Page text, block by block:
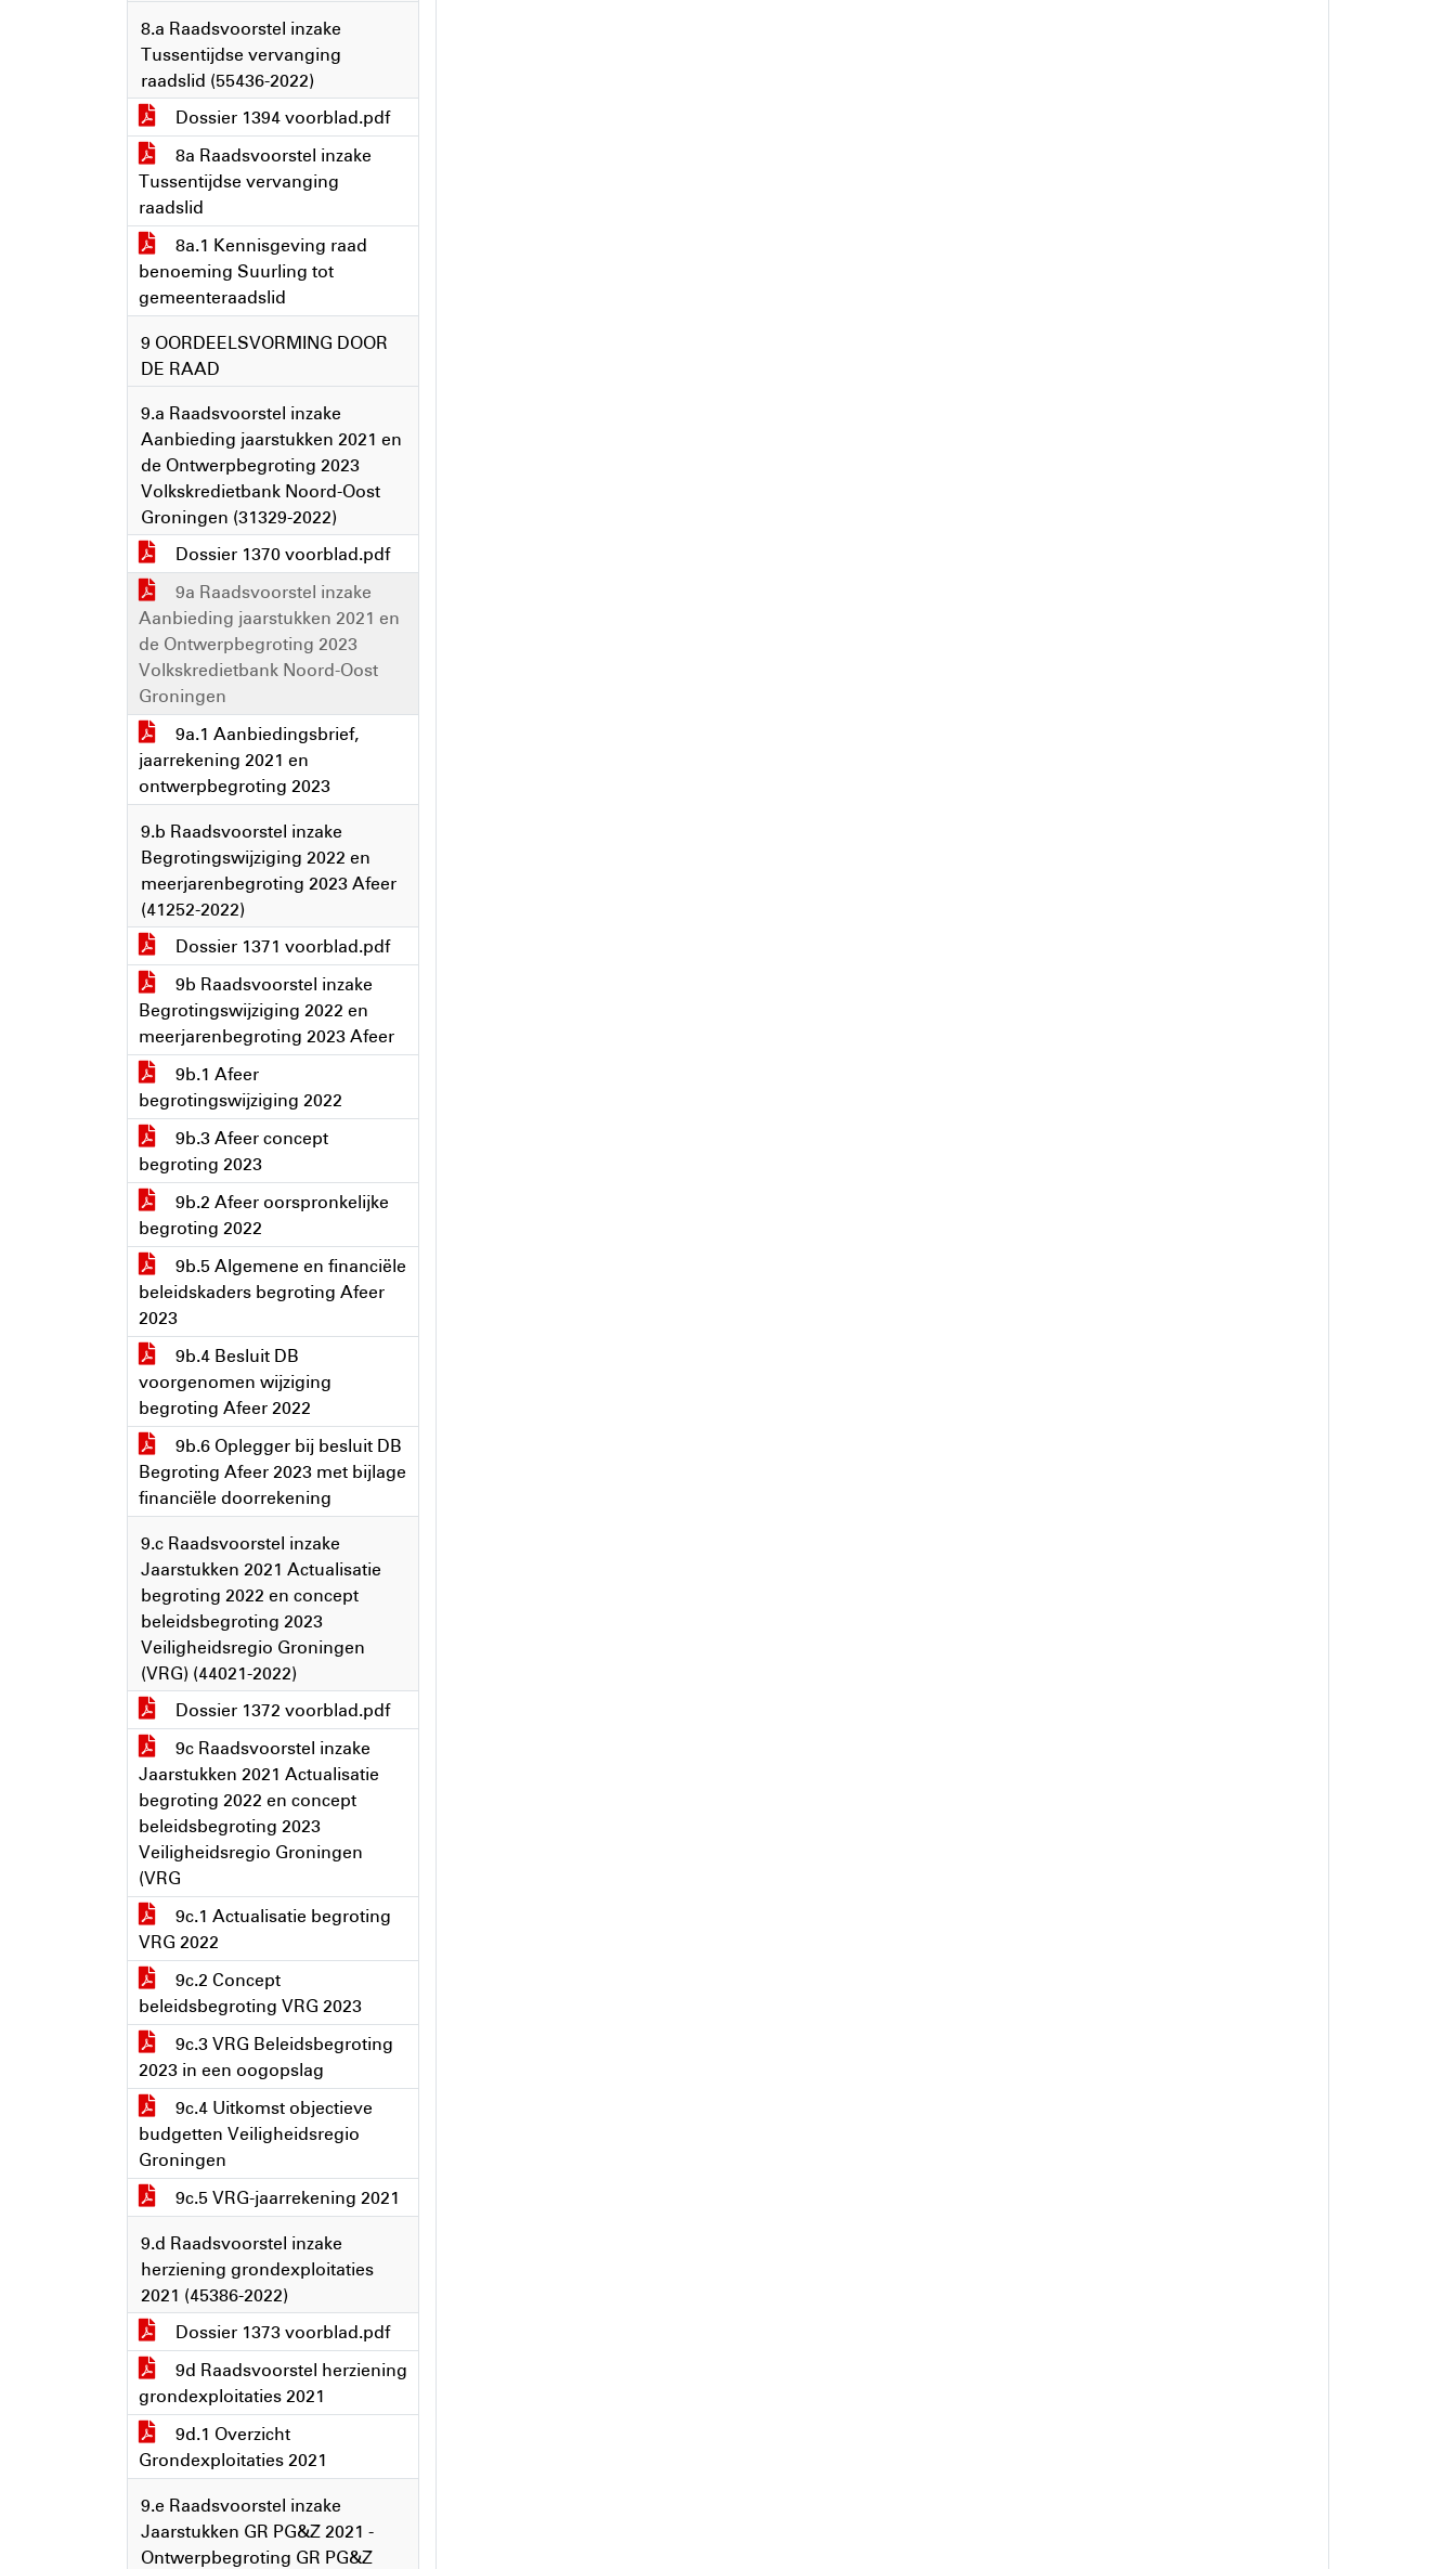
8.a Raadsvoorstel inzake
Tussentijdse vervanging
raadslid (55436-2022)
Dossier 1394 voorblad.pdf
8a Raadsvoorstel inzake
Tussentijdse vervanging
raadslid
8a.1 Kennisgeving raad
benoeming Suurling tot
gemeenteraadslid
9 OORDEELSVORMING DOOR
DE RAAD
9.a Raadsvoorstel inzake
Aanbieding jaarstukken 2021 en
de Ontwerpbegroting 2023
Volkskredietbank Noord-Oost
Groningen (31329-2022)
Dossier 1370 voorblad.pdf
9a Raadsvoorstel inzake
Aanbieding jaarstukken 2021 en
de Ontwerpbegroting 2023
Volkskredietbank Noord-Oost
Groningen
9a.1 Aanbiedingsbrief,
jaarrekening 2021 en
ontwerpbegroting 2023
9.b Raadsvoorstel inzake
Begrotingswijziging 2022 en
meerjarenbegroting 2023 Afeer
(41252-2022)
Dossier 1371 voorblad.pdf
9b Raadsvoorstel inzake
Begrotingswijziging 2022 en
meerjarenbegroting 2023 Afeer
9b.1 Afeer
begrotingswijziging 2022
9b.3 Afeer concept
begroting 2023
9b.2 Afeer oorspronkelijke
begroting 2022
9b.5 Algemene en financiële
beleidskaders begroting Afeer
2023
9b.4 Besluit DB
voorgenomen wijziging
begroting Afeer 2022
9b.6 Oplegger bij besluit DB
Begroting Afeer 2023 met bijlage
financiële doorrekening
9.c Raadsvoorstel inzake
Jaarstukken 2021 Actualisatie
begroting 2022 en concept
beleidsbegroting 2023
Veiligheidsregio Groningen
(VRG) (44021-2022)
Dossier 1372 voorblad.pdf
9c Raadsvoorstel inzake
Jaarstukken 2021 Actualisatie
begroting 2022 en concept
beleidsbegroting 2023
Veiligheidsregio Groningen
(VRG
9c.1 Actualisatie begroting
VRG 2022
9c.2 Concept
beleidsbegroting VRG 2023
9c.3 VRG Beleidsbegroting
2023 in een oogopslag
9c.4 Uitkomst objectieve
budgetten Veiligheidsregio
Groningen
9c.5 VRG-jaarrekening 2021
9.d Raadsvoorstel inzake
herziening grondexploitaties
2021 (45386-2022)
Dossier 1373 voorblad.pdf
9d Raadsvoorstel herziening
grondexploitaties 2021
9d.1 Overzicht
Grondexploitaties 2021
9.e Raadsvoorstel inzake
Jaarstukken GR PG&Z 2021 -
Ontwerpbegroting GR PG&Z